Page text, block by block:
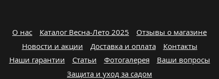
О нас Каталог Весна-Лето 2025
Отзывы о магазине
Новости и акции
Доставка и оплата
Контакты
Наши гарантии
Статьи Фотогалерея
Ваши вопросы
Защита и уход за садом